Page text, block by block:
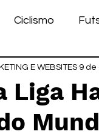
Ciclismo
Feminino
Liga
E WEBSITES 9 de